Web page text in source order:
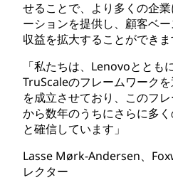
せることで、より多くの企
ーションを提供し、顧客ベー
収益を拡大することができま
「私たちは、Lenovoとと
TruScaleのフレームワーク
を成立させており、このフ
から数年のうちにさらに多
と確信しています」
Lasse Mørk-Andersen、
レクター